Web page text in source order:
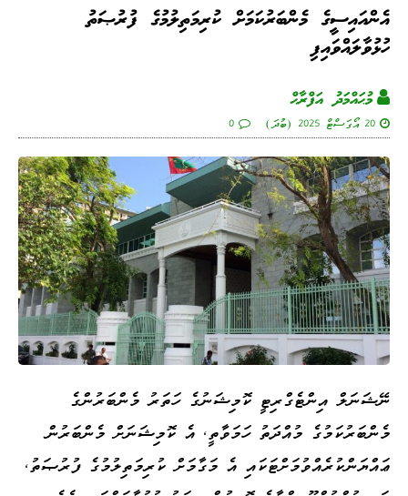
އެންއައިސީގެ މެންބަރުކަމަށް ކުރިމަތިލުމުގެ ފުރުޞަތު
ހުޅުވާލައްވައިފި
މުޙައްމަދު އަފްރާޙް
20 އޯގަސްޓް 2025 (ބުދަ) 0
ނޭޝަނަލް އިންޓެގްރިޓީ ކޮމިޝަނުގެ ހަތަރު މެންބަރުންގެ
މެންބަރުކަމުގެ މުއްދަތު ހަމަވާތީ، އެ ކޮމިޝަނަށް މެންބަރުން
ޢައްޔަންކުރެއްވުމަށްޓަކައި އެ މަގާމަށް ކުރިމަތިލުމުގެ ފުރުޞަތު،